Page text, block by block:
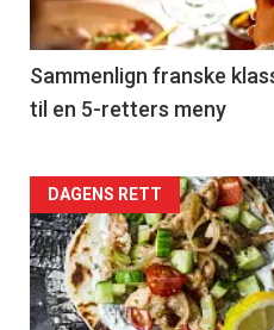
-
5
Sammenlign franske
til en 5-retters meny
Forsiden
akkurat
nå
DAGENS RETT